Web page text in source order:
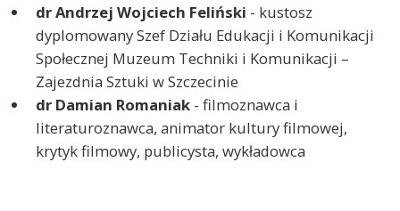
dr Andrzej Wojciech Feliński - kustosz
dyplomowany Szef Działu Edukacji i Komunikacji
Społecznej Muzeum Techniki i Komunikacji –
Zajezdnia Sztuki w Szczecinie
dr Damian Romaniak- filmoznawca i
literaturoznawca, animator kultury filmowej,
krytyk filmowy, publicysta, wykładowca